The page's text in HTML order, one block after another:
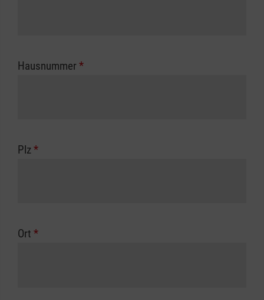
Hausnummer *
Plz*
Ort *